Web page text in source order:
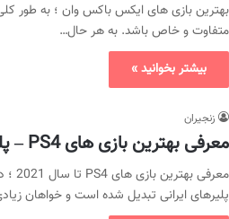
بهترین بازی های ایکس باکس وان ؛ به طور
متفاوت و خاص باشد. به هر حال…
بیشتر بخوانید »
زنجیران
معرفی بهترین بازی های PS4 – پلی استیشن 4 تا سال 2021
پلیرهای ایرانی تبدیل شده است و خواهان